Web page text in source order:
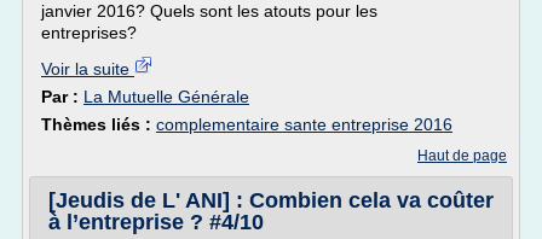
janvier 2016? Quels sont les atouts pour les
entreprises?
Voir la suite
Par : La Mutuelle Générale
Thèmes liés : complementaire sante entreprise 2016
Haut de page
[Jeudis de L' ANI] : Combien cela va coûter
à l’entreprise ? #4/10